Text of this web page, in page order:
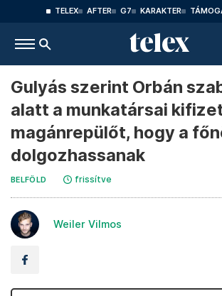
TELEX AFTER G7 KARAKTER
Gulyás szerint Orbán
alatt a munkatársai
magánrepülőt, hogy a
dolgozhassanak
BELFÖLD frissítve
Weiler Vilmos